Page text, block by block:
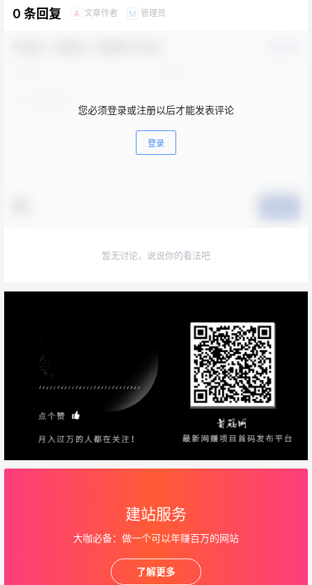
0 条回复 A 文章作者 M 管理员
您必须登录或注册以后才能发表评论
登录
暂无讨论，说说你的看法吧
建站服务
大咖必备：做一个可以年赚百万的网站
了解更多